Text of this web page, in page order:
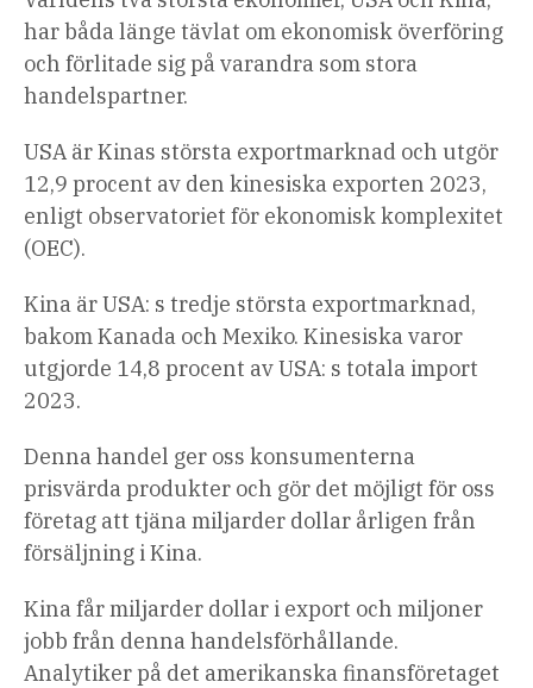
har båda länge tävlat om ekonomisk överföring
och förlitade sig på varandra som stora
handelspartner.
USA är Kinas största exportmarknad och utgör
12,9 procent av den kinesiska exporten 2023,
enligt observatoriet för ekonomisk komplexitet
(OEC).
Kina är USA: s tredje största exportmarknad,
bakom Kanada och Mexiko. Kinesiska varor
utgjorde 14,8 procent av USA: s totala import
2023.
Denna handel ger oss konsumenterna
prisvärda produkter och gör det möjligt för oss
företag att tjäna miljarder dollar årligen från
försäljning i Kina.
Kina får miljarder dollar i export och miljoner
jobb från denna handelsförhållande.
Analytiker på det amerikanska finansföretaget